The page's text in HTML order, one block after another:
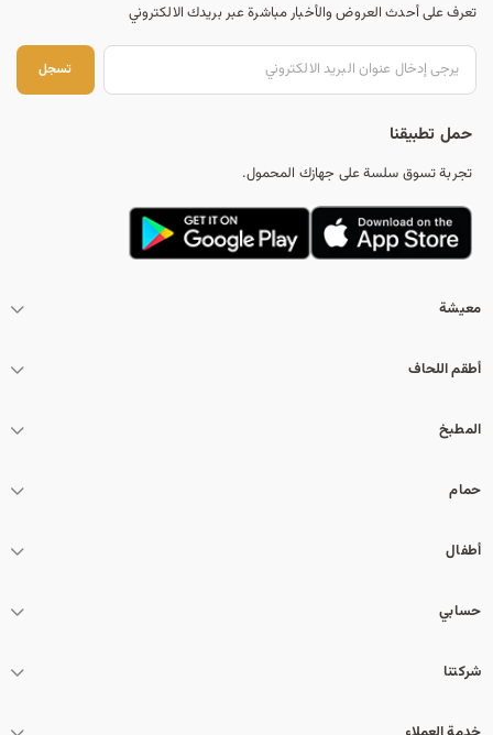
تعرف على أحدث العروض والأخبار مباشرة عبر بريدك الالكتروني
تسجل
حمل تطبيقنا
تجربة تسوق سلسة على جهازك المحمول.
معيشة
أطقم اللحاف
المطبخ
حمام
أطفال
حسابي
شركتنا